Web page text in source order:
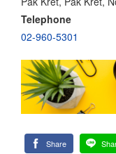
Telephone
02-960-5301
Share